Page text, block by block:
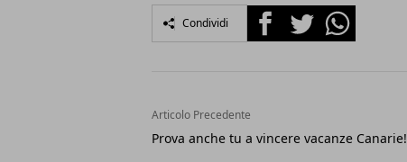
Condividi FacebookTwitterWhatsapp
Articolo Precedente
Prova anche tu a vincere vacanze Canarie!